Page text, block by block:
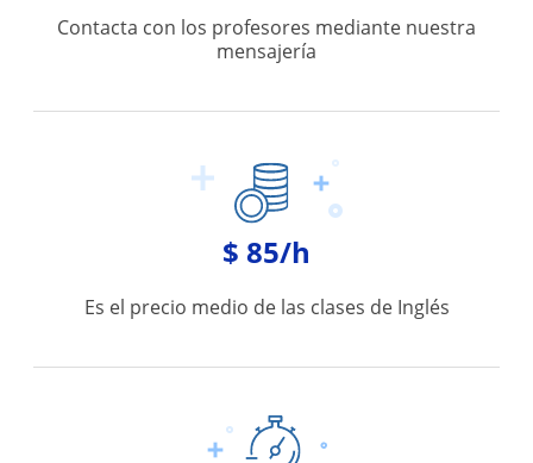
Contacta con los profesores mediante nuestra
mensajería
$ 85/h
Es el precio medio de las clases de Inglés